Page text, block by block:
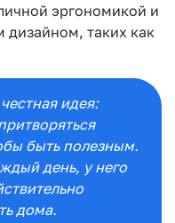
эргономикой и
дизайном, таких как
идея:
быть полезным.
день, у него
дома.